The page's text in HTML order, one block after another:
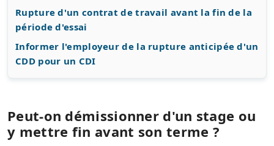
Rupture d'un contrat de travail avant la fin de la
période d'essai
Informer l'employeur de la rupture anticipée d'un
CDD pour un CDI
Peut-on démissionner d'un stage ou
y mettre fin avant son terme ?